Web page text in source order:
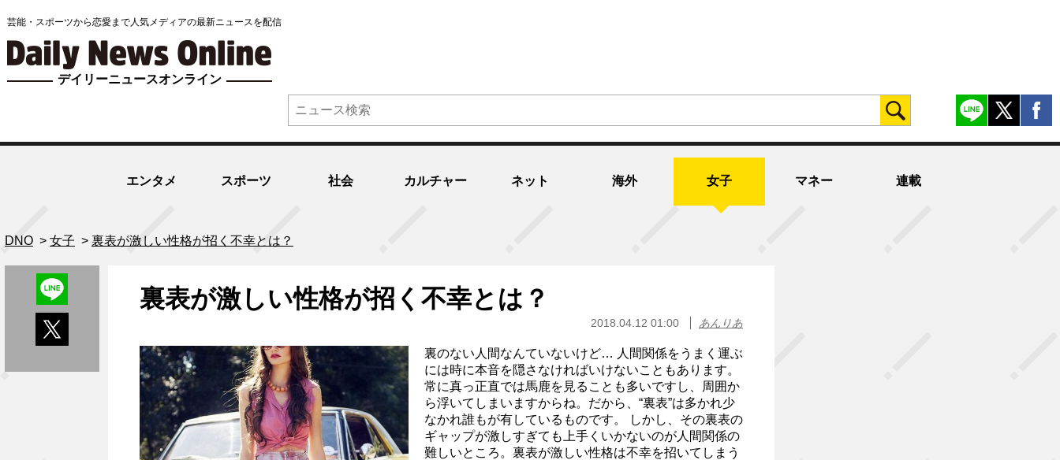
芸能・スポーツから恋愛まで人気メディアの最新ニュースを配信
デイリーニュースオンライン
エンタメ スポーツ 社会 カルチャー ネット 海外 女子 マネー 連載
DNO > 女子 > 裏表が激しい性格が招く不幸とは？
裏表が激しい性格が招く不幸とは？
2018.04.12 01:00 あんりあ
裏のない人間なんていないけど… 人間関係をうまく運ぶ
には時に本音を隠さなければいけないこともあります。
常に真っ正直では馬鹿を見ることも多いですし、周囲か
ら浮いてしまいますからね。だから、“裏表”は多かれ少
なかれ誰もが有しているものです。 しかし、その裏表の
ギャップが激しすぎても上手くいかないのが人間関係の
難しいところ。裏表が激しい性格は不幸を招いてしまう